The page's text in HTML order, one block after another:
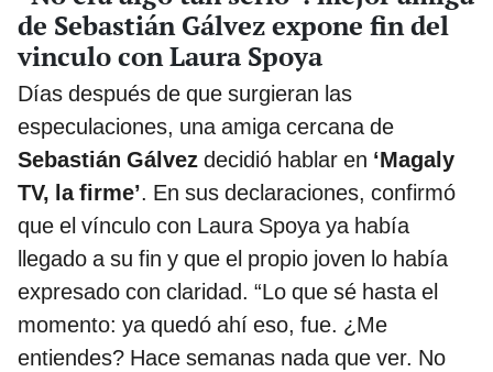
de Sebastián Gálvez expone fin del
vinculo con Laura Spoya
Días después de que surgieran las
especulaciones, una amiga cercana de
Sebastián Gálvez decidió hablar en ‘Magaly
TV, la firme’. En sus declaraciones, confirmó
que el vínculo con Laura Spoya ya había
llegado a su fin y que el propio joven lo había
expresado con claridad. “Lo que sé hasta el
momento: ya quedó ahí eso, fue. ¿Me
entiendes? Hace semanas nada que ver. No